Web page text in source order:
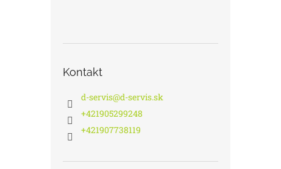
Kontakt
d-servis@d-servis.sk
+421905299248
+421907738119